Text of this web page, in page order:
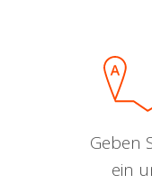
Geben
ein